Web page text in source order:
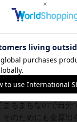
を見失わないこと
もできる状態に
ついたらゲームを
産出
ちまちなので自
のためにも金算出